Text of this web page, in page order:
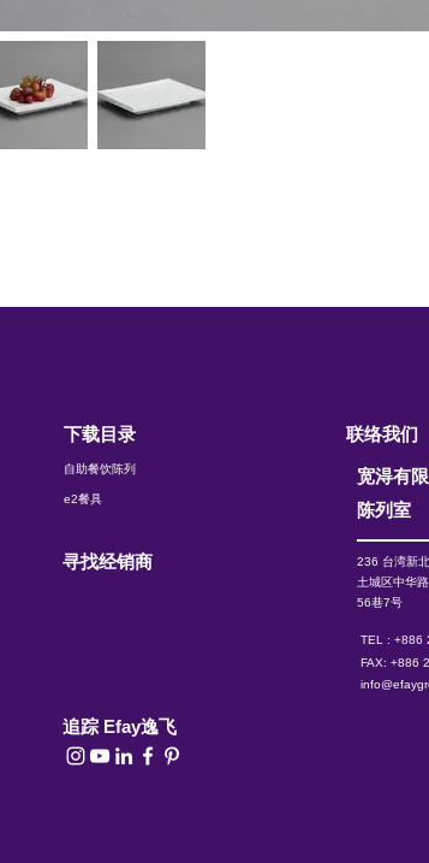
下载目录
自助餐饮陈列
e2餐具
寻找经销商
追踪 Efay逸飞
联络我们
宽淂有
陈列室
236 台湾新
土城区中华
56巷7号
TEL : +886
FAX: +886